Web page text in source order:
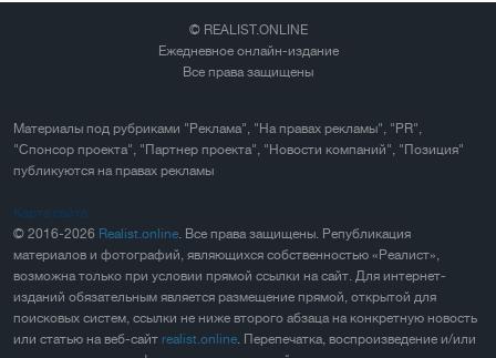
© REALIST.ONLINE
Ежедневное онлайн-издание
Все права защищены
Материалы под рубриками "Реклама", "На правах рекламы", "PR",
"Спонсор проекта", "Партнер проекта", "Новости компаний", "Позиция"
публикуются на правах рекламы
Карта сайта
© 2016-2026 Realist.online. Все права защищены. Републикация
материалов и фотографий, являющихся собственностью «Реалист»,
возможна только при условии прямой ссылки на сайт. Для интернет-
изданий обязательным является размещение прямой, открытой для
поисковых систем, ссылки не ниже второго абзаца на конкретную новость
или статью на веб-сайт realist.online. Перепечатка, воспроизведение и/или